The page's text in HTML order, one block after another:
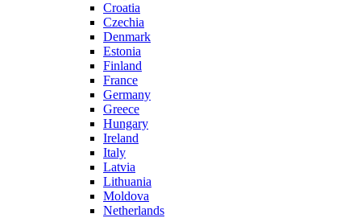
Croatia
Czechia
Denmark
Estonia
Finland
France
Germany
Greece
Hungary
Ireland
Italy
Latvia
Lithuania
Moldova
Netherlands